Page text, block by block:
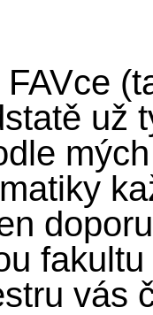
už
vás